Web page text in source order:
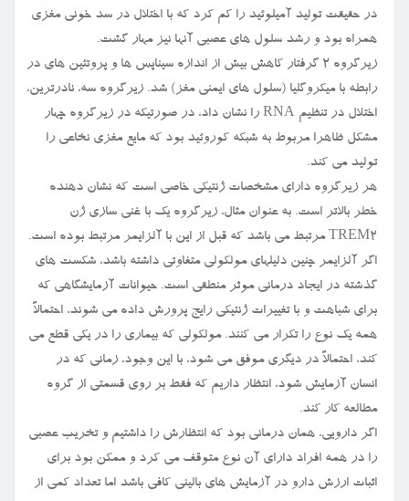
در حقیقت تولید آمیلوئید را کم کرد که با اختلال در سد خونی مغزی
همراه بود و رشد سلول های عصبی آنها نیز مهار گشت.
زیرگروه ۲ گرفتار کاهش بیش از اندازه سیناپس ها و پروتئین های در
رابطه با میکروگلیا (سلول های ایمنی مغز) شد. زیرگروه سه، نادرترین،
اختلال در تنظیم RNA را نشان داد، در صورتیکه در زیرگروه چهار
مشکل ظاهرا مربوط به شبکه کوروئید بود که مایع مغزی نخاعی را
تولید می کند.
هر زیرگروه دارای مشخصات ژنتیکی خاصی است که نشان دهنده
خطر بالاتر است. به عنوان مثال، زیرگروه یک با غنی سازی ژن
TREM۲ مرتبط می باشد که قبل از این با آلزایمر مرتبط بوده است.
اگر آلزایمر چنین دلیلهای مولکولی متفاوتی داشته باشد، شکست های
گذشته در ایجاد درمانی موثر منطقی است. حیوانات آزمایشگاهی که
برای شباهت و با تغییرات ژنتیکی رایج پرورش داده می شوند، احتمالاً
همه یک نوع را تکرار می کنند. مولکولی که بیماری را در یکی قطع می
کند، احتمالاً در دیگری موفق می شود، با این وجود، زمانی که در
انسان آزمایش شود، انتظار داریم که فقط بر روی قسمتی از گروه
مطالعه کار کند.
اگر دارویی، همان درمانی بود که انتظارش را داشتیم و تخریب عصبی
را در همه افراد دارای آن نوع متوقف می کرد و ممکن بود برای
اثبات ارزش دارو در آزمایش های بالینی کافی باشد اما تعداد کمی از